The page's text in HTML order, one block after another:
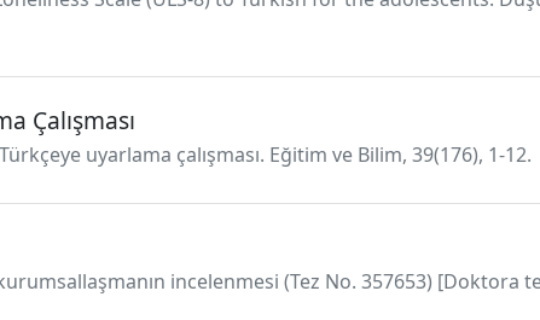
Çalışması
uyarlama çalışması. Eğitim ve Bilim, 39(176), 1-12.
incelenmesi (Tez No. 357653) [Doktora